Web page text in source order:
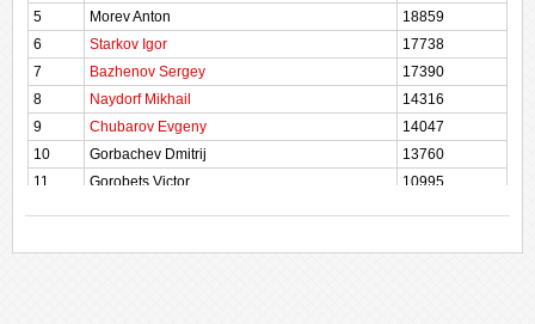
5
Morev Anton
18859
6
Starkov Igor
17738
7
Bazhenov Sergey
17390
8
Naydorf Mikhail
14316
9
Chubarov Evgeny
14047
10
Gorbachev Dmitrij
13760
11
Gorobets Victor
10995